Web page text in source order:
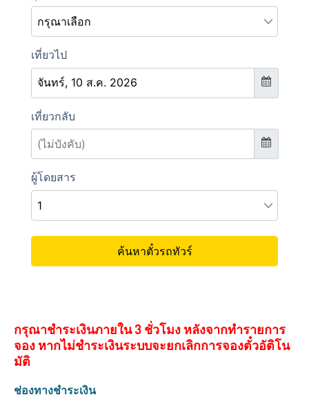
กรุณาชำระเงินภายใน 3 ชั่วโมง หลังจากทำรายการ
จอง หากไม่ชำระเงินระบบจะยกเลิกการจองตั๋วอัติโน
มัติ
ช่องทางชำระเงิน